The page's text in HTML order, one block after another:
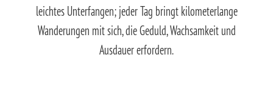
leichtes Unterfangen; jeder Tag bringt kilometerlange
Wanderungen mit sich, die Geduld, Wachsamkeit und
Ausdauer erfordern.